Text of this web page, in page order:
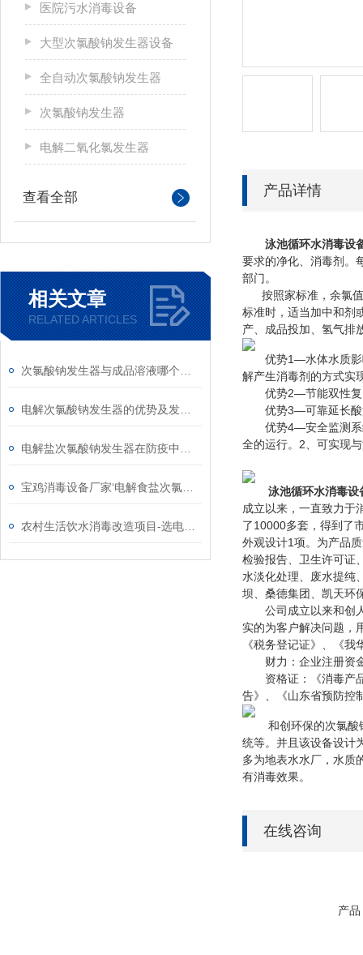
医院污水消毒设备
大型次氯酸钠发生器设备
全自动次氯酸钠发生器
次氯酸钠发生器
电解二氧化氯发生器
查看全部
相关文章
RELATED ARTICLES
产品详情
泳池循环水消毒设
要求的净化、消毒剂。
部门。
按照家标准，余氯值
标准时，适当加中和剂
产、成品投加、氢气排
优势1—水体水质影响
解产生消毒剂的方式实
优势2—节能双性复电
优势3—可靠延长酸洗
优势4—安全监测系统
全的运行。2、可实现
泳池循环水消毒
成立以来，一直致力于
了10000多套，得到了
外观设计1项。为产品
检验报告、卫生许可证
水淡化处理、废水提纯
坝、桑德集团、凯天环
公司成立以来和创人
实的为客户解决问题，
《税务登记证》、《
财力：企业注册资
资格证：《消毒产品
告》、《山东省预防控
和创环保的次氯酸钠
统等。并且该设备设计
多为地表水水厂，水质
有消毒效果。
在线咨询
产品